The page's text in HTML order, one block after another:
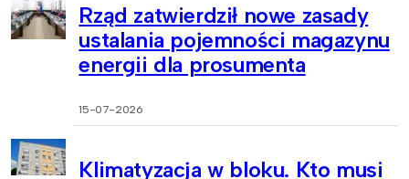
Rząd zatwierdził nowe zasady
ustalania pojemności magazynu
energii dla prosumenta
15-07-2026
Klimatyzacja w bloku. Kto musi